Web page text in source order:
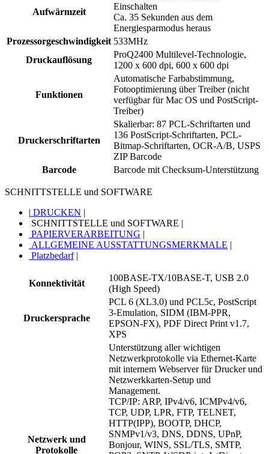
Aufwärmzeit
Einschalten
Ca. 35 Sekunden aus dem
Energiesparmodus heraus
Prozessorgeschwindigkeit 533MHz
Druckauflösung
ProQ2400 Multilevel-Technologie,
1200 x 600 dpi, 600 x 600 dpi
Funktionen
Automatische Farbabstimmung,
Fotooptimierung über Treiber (nicht
verfügbar für Mac OS und PostScript-
Treiber)
Druckerschriftarten
Skalierbar: 87 PCL-Schriftarten und
136 PostScript-Schriftarten, PCL-
Bitmap-Schriftarten, OCR-A/B, USPS
ZIP Barcode
Barcode
Barcode mit Checksum-Unterstützung
SCHNITTSTELLE und SOFTWARE
| DRUCKEN |
SCHNITTSTELLE und SOFTWARE |
PAPIERVERARBEITUNG |
ALLGEMEINE AUSSTATTUNGSMERKMALE |
Platzbedarf|
Konnektivität
100BASE-TX/10BASE-T, USB 2.0
(High Speed)
Druckersprache
PCL 6 (XL3.0) und PCL5c, PostScript
3-Emulation, SIDM (IBM-PPR,
EPSON-FX), PDF Direct Print v1.7,
XPS
Netzwerk und
Protokolle
Unterstützung aller wichtigen
Netzwerkprotokolle via Ethernet-Karte
mit internem Webserver für Drucker und
Netzwerkkarten-Setup und
Management.
TCP/IP: ARP, IPv4/v6, ICMPv4/v6,
TCP, UDP, LPR, FTP, TELNET,
HTTP(IPP), BOOTP, DHCP,
SNMPv1/v3, DNS, DDNS, UPnP,
Bonjour, WINS, SSL/TLS, SMTP,